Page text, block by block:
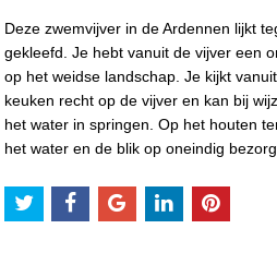
Deze zwemvijver in de Ardennen lijkt
gekleefd. Je hebt vanuit de vijver een
op het weidse landschap. Je kijkt
keuken recht op de vijver en kan bij
het water in springen. Op het houten
het water en de blik op oneindig